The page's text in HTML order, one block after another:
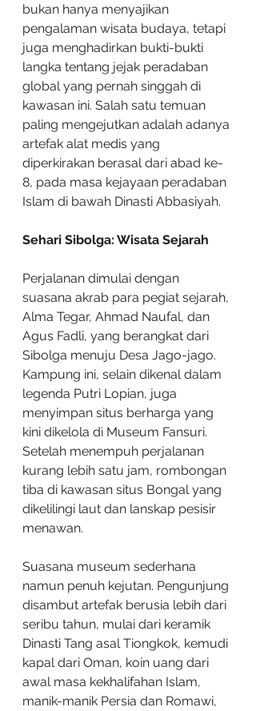
bukan hanya menyajikan
pengalaman wisata budaya, tetapi
juga menghadirkan bukti-bukti
langka tentang jejak peradaban
global yang pernah singgah di
kawasan ini. Salah satu temuan
paling mengejutkan adalah adanya
artefak alat medis yang
diperkirakan berasal dari abad ke-
8, pada masa kejayaan peradaban
Islam di bawah Dinasti Abbasiyah.
Sehari Sibolga: Wisata Sejarah
Perjalanan dimulai dengan
suasana akrab para pegiat sejarah,
Alma Tegar, Ahmad Naufal, dan
Agus Fadli, yang berangkat dari
Sibolga menuju Desa Jago-jago.
Kampung ini, selain dikenal dalam
legenda Putri Lopian, juga
menyimpan situs berharga yang
kini dikelola di Museum Fansuri.
Setelah menempuh perjalanan
kurang lebih satu jam, rombongan
tiba di kawasan situs Bongal yang
dikelilingi laut dan lanskap pesisir
menawan.
Suasana museum sederhana
namun penuh kejutan. Pengunjung
disambut artefak berusia lebih dari
seribu tahun, mulai dari keramik
Dinasti Tang asal Tiongkok, kemudi
kapal dari Oman, koin uang dari
awal masa kekhalifahan Islam,
manik-manik Persia dan Romawi,